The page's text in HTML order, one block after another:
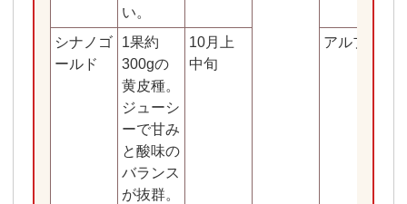
い。
シナノゴ
ールド
1果約
300gの
黄皮種。
ジューシ
ーで甘み
と酸味の
バランス
が抜群。
10月上
中旬
アルプス乙